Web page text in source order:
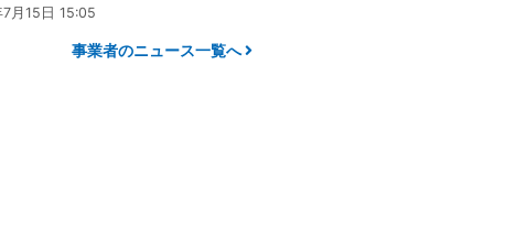
月15日 15:05
事業者のニュース一覧へ